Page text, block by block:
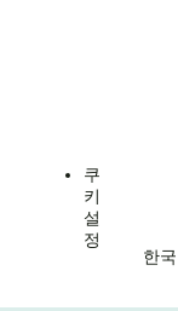
쿠
키
설
정
한